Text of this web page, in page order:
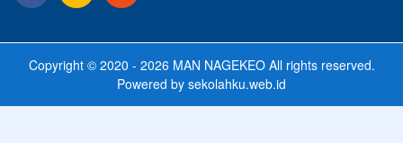
Copyright © 2020 - 2026 MAN NAGEKEOAll rights reserved.
Powered by sekolahku.web.id